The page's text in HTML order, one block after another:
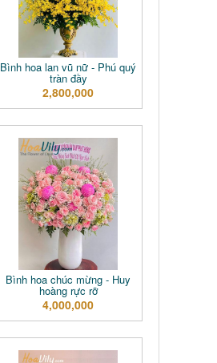
Bình hoa lan vũ nữ - Phú quý
tràn đầy
2,800,000
Bình hoa chúc mừng - Huy
hoàng rực rỡ
4,000,000